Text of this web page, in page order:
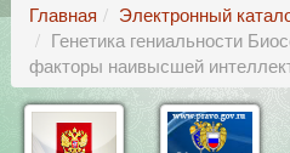
Главная
Электронный
Генетика гениальности
факторы наивысшей